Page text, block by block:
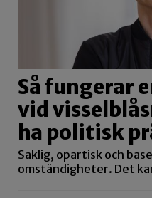
Så fungerar
vid
ha politisk
Saklig, opartisk och
omständigheter. Det